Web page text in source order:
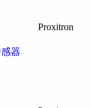
器
Proxitron